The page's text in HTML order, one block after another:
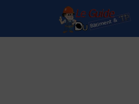
Rechercher: